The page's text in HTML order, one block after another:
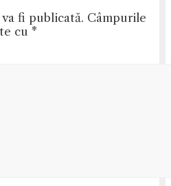
fi publicată. Câmpurile
cu *